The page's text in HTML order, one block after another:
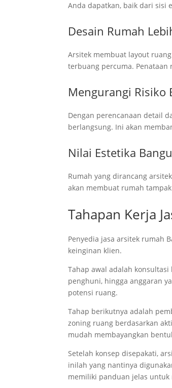
Anda dapatkan, baik dari sisi
Desain Rumah
Arsitek membuat layout
terbuang percuma. Penataan
Mengurangi Risiko
Dengan perencanaan detail
berlangsung. Ini akan
Nilai Estetika
Rumah yang dirancang
akan membuat rumah
Tahapan Kerja
Penyedia jasa arsitek rumah
keinginan klien.
Tahap awal adalah
penghuni, hingga anggaran
potensi ruang.
Tahap berikutnya adalah
zoning ruang berdasarkan
mudah membayangkan
Setelah konsep disepakati,
inilah yang nantinya
memiliki panduan jelas untuk